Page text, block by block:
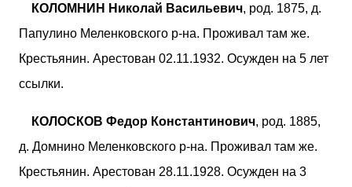
КОЛОМНИН Николай Васильевич, род. 1875, д.
Папулино Меленковского р-на. Проживал там же.
Крестьянин. Арестован 02.11.1932. Осужден на 5 лет
ссылки.
КОЛОСКОВ Федор Константинович, род. 1885,
д. Домнино Меленковского р-на. Проживал там же.
Крестьянин. Арестован 28.11.1928. Осужден на 3